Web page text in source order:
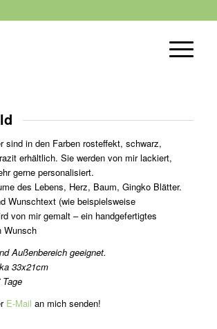
sind in den Farben rosteffekt, schwarz,
erhältlich. Sie werden von mir lackiert,
gerne personalisiert.
des Lebens, Herz, Baum, Gingko Blätter.
Wunschtext (wie beispielsweise
von mir gemalt – ein handgefertigtes
Wunsch
Außenbereich geeignet.
33x21cm
E-Mail an mich senden!